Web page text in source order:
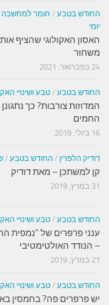
החודש בטבע / חומר למחשבה
יומי
האסון האקולוגי שהציף
משחור
24 בפברואר, 2021
החודש בטבע / טבע ושינויי
המדוזות צורבות? כך
החמים
16 ביולי, 2019
דודיק הלפרין / החודש בטבע /
קן למשתכן – מאת דודיק
31 במרץ, 2019
החודש בטבע / טבע ושינויי
ענני פרפרים של "נמפית
– הנודד האולטימטיבי
21 במרץ, 2019
החודש בטבע / טבע ושינויי
יש פרפרים פה? בחמסין